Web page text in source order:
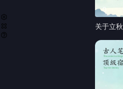
0
关于立
小语种#